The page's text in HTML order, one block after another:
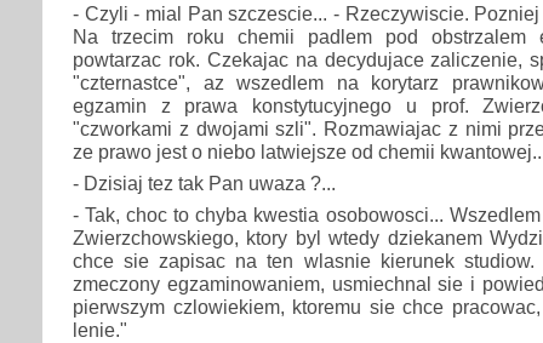
- Czyli - mial Pan szczescie... - Rzeczywiscie.
Na trzecim roku chemii padlem pod obstrzalem
powtarzac rok. Czekajac na decydujace zaliczenie,
"czternastce", az wszedlem na korytarz
egzamin z prawa konstytucyjnego u prof.
"czworkami z dwojami szli". Rozmawiajac z nimi
ze prawo jest o niebo latwiejsze od chemii
- Dzisiaj tez tak Pan uwaza ?...
- Tak, choc to chyba kwestia osobowosci...
Zwierzchowskiego, ktory byl wtedy dziekanem
chce sie zapisac na ten wlasnie kierunek studiow.
zmeczony egzaminowaniem, usmiechnal sie i
pierwszym czlowiekiem, ktoremu sie chce
lenie."